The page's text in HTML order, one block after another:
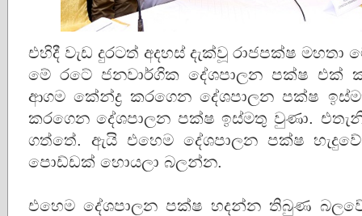
එහිදී වැඩ දුරටත් අදහස් දැක්වූ රාජපක්ෂ මහතා
මේ රටේ ජනවාර්ගික දේශපාලන පක්ෂ එක්
ආගම කේන්ද්‍ර කරගෙන දේශපාලන පක්ෂ
කරගෙන දේශපාලන පක්ෂ ඉස්මතු වුණා.
ගත්තේ. ඇයි එහෙම දේශපාලන පක්ෂ
පොඩ්ඩක් හොයලා බලන්න.
එහෙම දේශපාලන පක්ෂ හදන්න තිබුණ